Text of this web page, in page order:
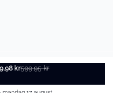
kr599,95 kr
Vilkår og betingelser